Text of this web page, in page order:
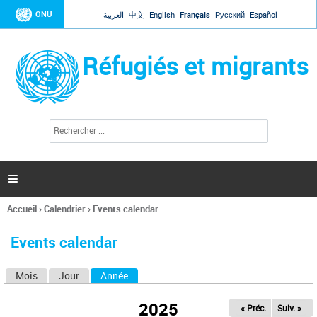
Jump to navigation
ONU العربية 中文 English Français Русский Español
Réfugiés et migrants
l
c
h
e

Vous
ici
Accueil›Calendrier› Events calendar
Events calendar
Mois Jour Année
2025 « Préc. Suiv. »